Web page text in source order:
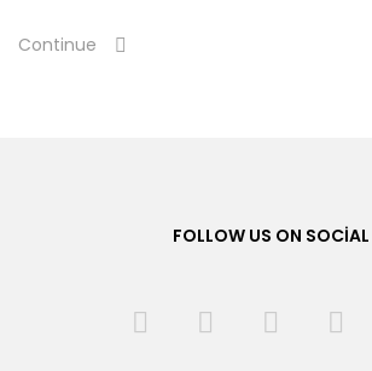
Continue
FOLLOW US ON SOCIAL